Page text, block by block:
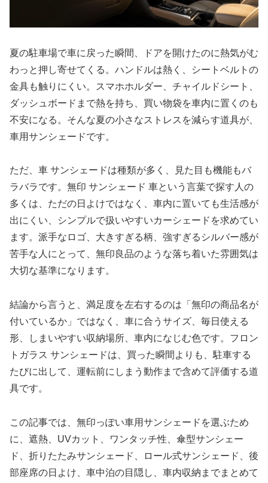
夏の駐車場で車に戻った瞬間、ドアを開けたのに熱気がむ
わっと押し寄せてくる。ハンドルは熱く、シートベルトの
金具も触りにくい。スマホホルダー、チャイルドシート、
ダッシュボードまで熱を持ち、買い物袋を車内に置くのも
不安になる。そんな夏の小さなストレスを減らす道具が、
車用サンシェードです。
ただ、車 サンシェードは種類が多く、見た目も機能もバ
ラバラです。無印 サンシェード 車という言葉で探す人の
多くは、ただの日よけではなく、車内に置いても生活感が
出にくい、シンプルで扱いやすいカーシェードを求めてい
ます。派手なロゴ、大きすぎる柄、強すぎるシルバー感が
苦手な人にとって、無印良品のような落ち着いた雰囲気は
大切な基準になります。
結論から言うと、満足度を左右するのは「無印の商品名が
付いているか」ではなく、車に合うサイズ、毎日使える
形、しまいやすい収納場所、車内になじむ色です。フロン
トガラス サンシェードは、買った瞬間よりも、駐車する
たびに出して、運転前にしまう動作まで含めて評価する道
具です。
この記事では、無印っぽい車用サンシェードを選ぶため
に、遮熱、UVカット、ワンタッチ性、傘型サンシェー
ド、折りたたみサンシェード、ロール式サンシェード、後
部座席の日よけ、車中泊の目隠し、車内収納までまとめて